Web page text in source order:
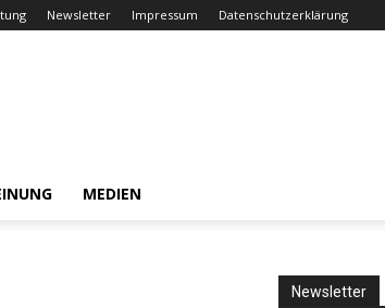
Newsletter Impressum Datenschutzerklärung
MEDIEN
Newsletter